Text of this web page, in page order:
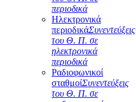
περιοδικά
Ηλεκτρονικά
περιοδικάΣυνεντεύξεις
του Θ. Π. σε
ηλεκτρονικά
περιοδικά
Ραδιοφωνικοί
σταθμοίΣυνεντεύξεις
του Θ. Π. σε